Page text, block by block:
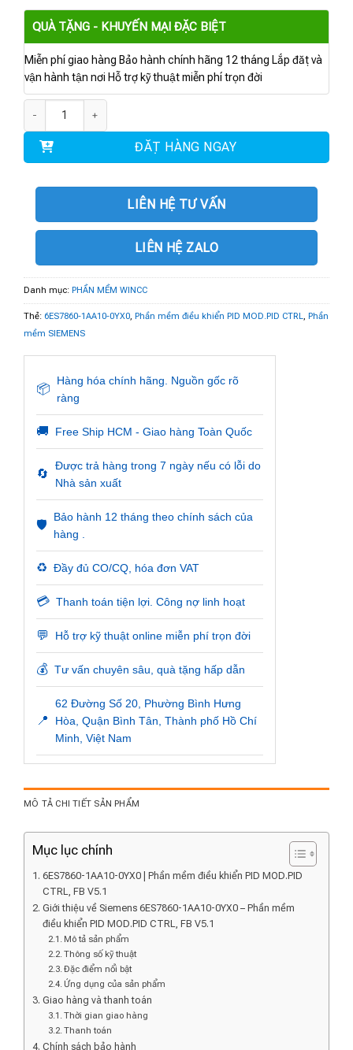
QUÀ TẶNG - KHUYẾN MẠI ĐẶC BIỆT
Miễn phí giao hàng Bảo hành chính hãng 12 tháng Lắp đặt và
vận hành tận nơi Hỗ trợ kỹ thuật miễn phí trọn đời
ĐẶT HÀNG NGAY
LIÊN HỆ TƯ VẤN
LIÊN HỆ ZALO
Danh mục: PHẦN MỀM WINCC
Thẻ: 6ES7860-1AA10-0YX0, Phần mềm điều khiển PID MOD.PID CTRL, Phần
mềm SIEMENS
📦
Hàng hóa chính hãng. Nguồn gốc rõ
ràng
🚚 Free Ship HCM - Giao hàng Toàn Quốc
🔄
Được trả hàng trong 7 ngày nếu có lỗi do
Nhà sản xuất
🛡️
Bảo hành 12 tháng theo chính sách của
hàng .
♻️ Đầy đủ CO/CQ, hóa đơn VAT
💳 Thanh toán tiện lợi. Công nợ linh hoạt
💬 Hỗ trợ kỹ thuật online miễn phí trọn đời
💰 Tư vấn chuyên sâu, quà tặng hấp dẫn
📍
62 Đường Số 20, Phường Bình Hưng
Hòa, Quận Bình Tân, Thành phố Hồ Chí
Minh, Việt Nam
MÔ TẢ CHI TIẾT SẢN PHẨM
Mục lục chính
6ES7860-1AA10-0YX0 | Phần mềm điều khiển PID MOD.PID
CTRL, FB V5.1
Giới thiệu về Siemens 6ES7860-1AA10-0YX0 – Phần mềm
điều khiển PID MOD.PID CTRL, FB V5.1
Mô tả sản phẩm
Thông số kỹ thuật
Đặc điểm nổi bật
Ứng dụng của sản phẩm
Giao hàng và thanh toán
Thời gian giao hàng
Thanh toán
Chính sách bảo hành